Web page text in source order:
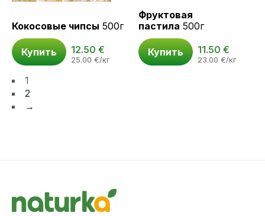
Кокосовые чипсы 500г
Купить 12.50 €
25.00 €/кг
Фруктовая
пастила 500г
Купить 11.50 €
23.00 €/кг
1
2
→